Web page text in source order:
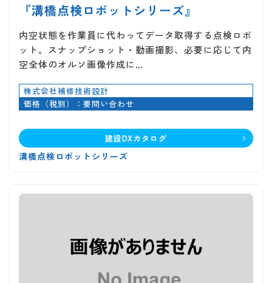
『溝橋点検ロボットシリーズ』
内空状態を作業員に代わってデータ取得する点検ロボ
ット。スナップショット・動画撮影、必要に応じて内
空全体のオルソ画像作成に…
株式会社補修技術設計
価格（税別）：要問い合わせ
建設DXカタログ
溝橋点検ロボットシリーズ